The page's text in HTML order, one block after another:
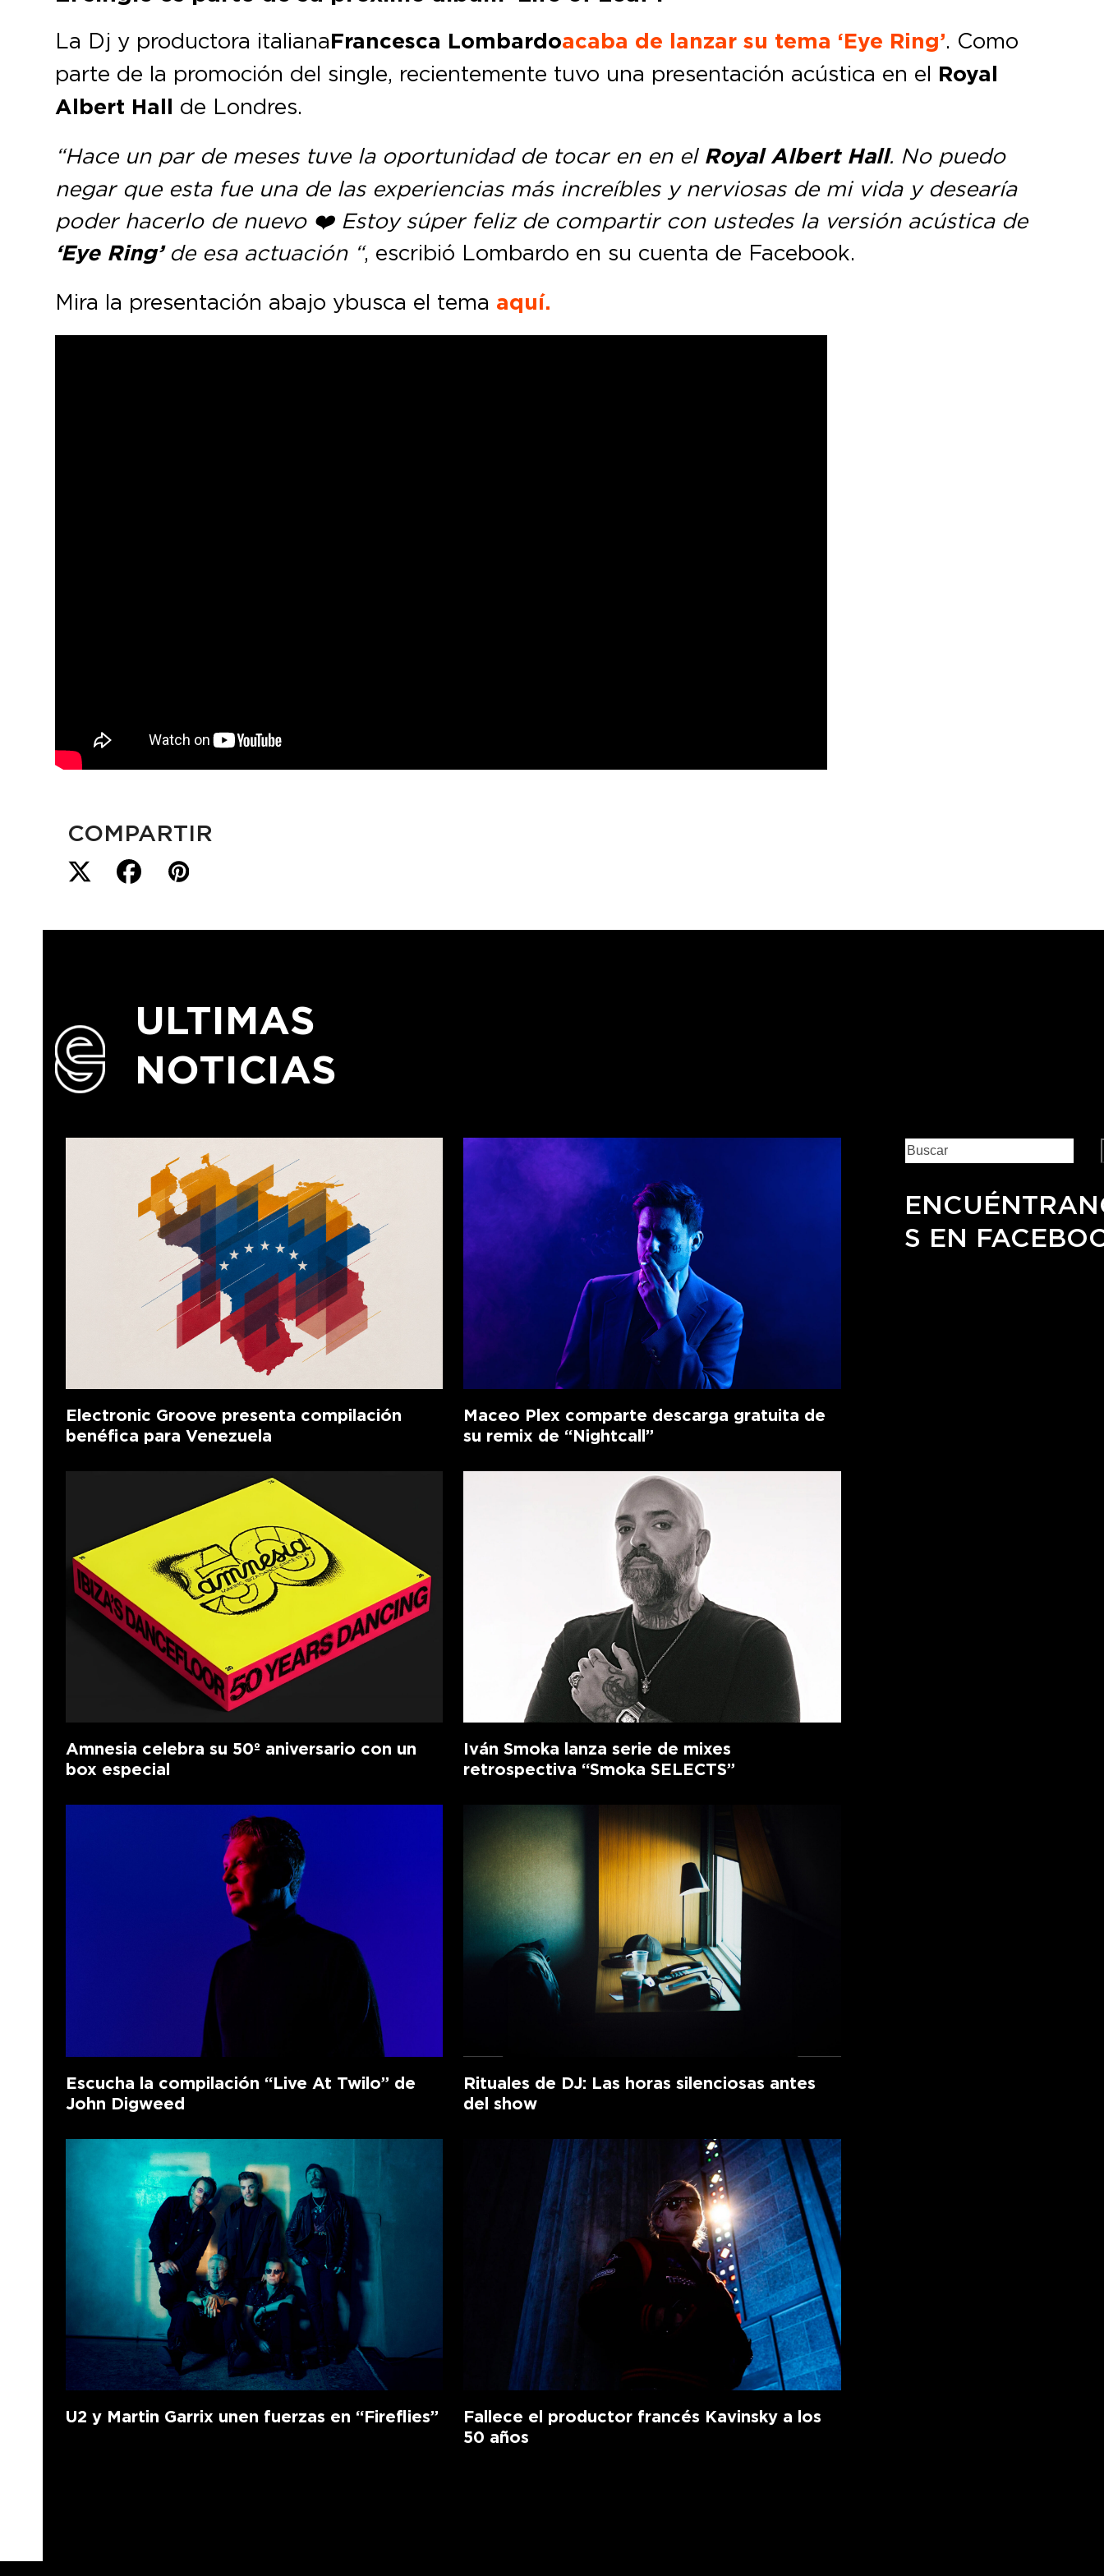
La Dj y productora italianaFrancesca Lombardoacaba de lanzar su tema ‘Eye Ring’. Como
parte de la promoción del single, recientemente tuvo una presentación acústica en el Royal
Albert Hall de Londres.
“Hace un par de meses tuve la oportunidad de tocar en en el Royal Albert Hall. No puedo
negar que esta fue una de las experiencias más increíbles y nerviosas de mi vida y desearía
poder hacerlo de nuevo ❤️ Estoy súper feliz de compartir con ustedes la versión acústica de
‘Eye Ring’de esa actuación “, escribió Lombardo en su cuenta de Facebook.
Mira la presentación abajo y busca el tema aquí.
COMPARTIR
ULTIMAS
NOTICIAS
Electronic Groove presenta compilación
benéfica para Venezuela
Maceo Plex comparte descarga gratuita de
su remix de “Nightcall”
Amnesia celebra su 50º aniversario con un
box especial
Iván Smoka lanza serie de mixes
retrospectiva “Smoka SELECTS”
Escucha la compilación “Live At Twilo” de
John Digweed
Rituales de DJ: Las horas silenciosas antes
del show
U2 y Martin Garrix unen fuerzas en “Fireflies”
Fallece el productor francés Kavinsky a los
50 años
S EN